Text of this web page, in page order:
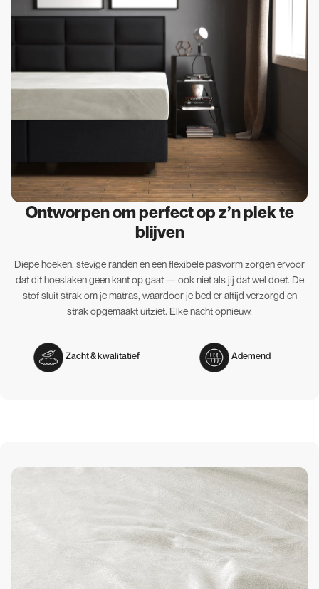
Ontworpen om perfect op z’n plek te
blijven
Diepe hoeken, stevige randen en een flexibele pasvorm zorgen ervoor
dat dit hoeslaken geen kant op gaat — ook niet als jij dat wel doet. De
stof sluit strak om je matras, waardoor je bed er altijd verzorgd en
strak opgemaakt uitziet. Elke nacht opnieuw.
Zacht & kwalitatief Ademend